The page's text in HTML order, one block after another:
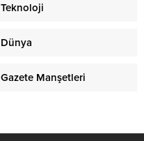
Teknoloji
Dünya
Gazete Manşetleri